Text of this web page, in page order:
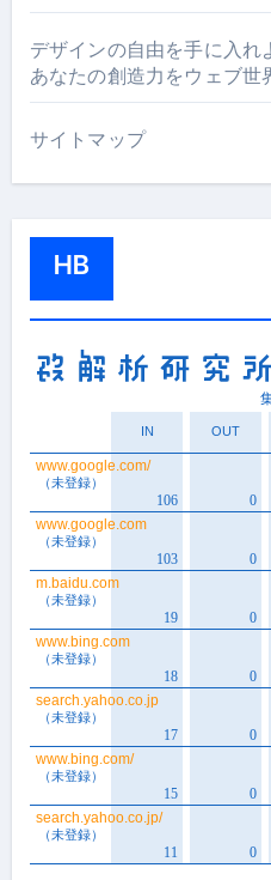
デザインの自由を手に入
あなたの創造力をウェブ
サイトマップ
HB